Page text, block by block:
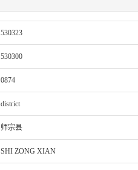
530323
530300
0874
district
师宗县
SHI ZONG XIAN